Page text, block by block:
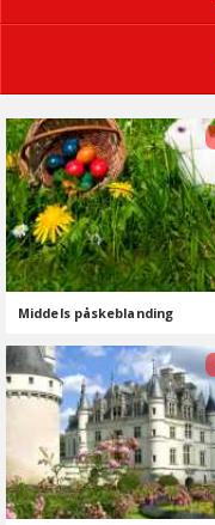
Middels påskeblanding